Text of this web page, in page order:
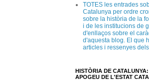
TOTES les entrades
Catalunya per ordre
sobre la història de la
i de les institucions de
d'enllaços sobre el
d'aquesta blog. El que
articles i ressenyes
HISTÒRIA DE
APOGEU DE L'ESTAT